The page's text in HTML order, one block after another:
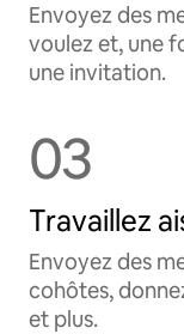
Envoyez des
voulez et, une
une invitation.
03
Travaillez
Envoyez des
cohôtes,
et plus.